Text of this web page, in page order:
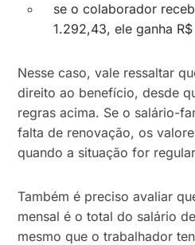
se o colaborador
1.292,43, ele ganha R$
Nesse caso, vale ressaltar
direito ao benefício, desde
regras acima. Se o salário-
falta de renovação, os
quando a situação for
Também é preciso avaliar
mensal é o total do salário
mesmo que o trabalhador